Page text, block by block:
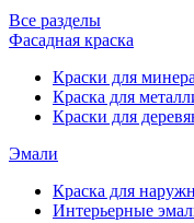
Все разделы
Фасадная краска
Краски для
Краска для
Краски для
Эмали
Краска для
Интерьерные